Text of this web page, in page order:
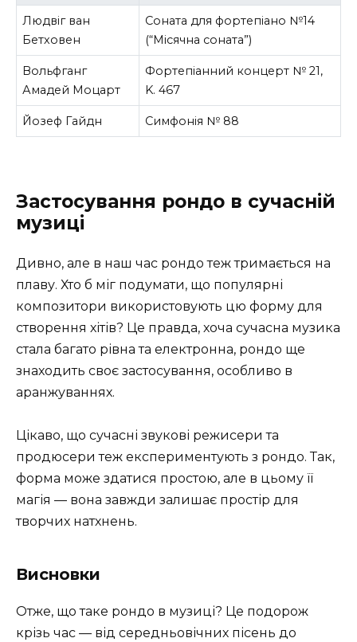
Людвіг ван
Бетховен
Соната для фортепіано №14
(“Місячна соната”)
Вольфганг
Амадей Моцарт
Фортепіанний концерт № 21,
K. 467
Йозеф Гайдн Симфонія № 88
Застосування рондо в сучасній
музиці
Дивно, але в наш час рондо теж тримається на
плаву. Хто б міг подумати, що популярні
композитори використовують цю форму для
створення хітів? Це правда, хоча сучасна музика
стала багато рівна та електронна, рондо ще
знаходить своє застосування, особливо в
аранжуваннях.
Цікаво, що сучасні звукові режисери та
продюсери теж експериментують з рондо. Так,
форма може здатися простою, але в цьому її
магія — вона завжди залишає простір для
творчих натхнень.
Висновки
Отже, що таке рондо в музиці? Це подорож
крізь час — від середньовічних пісень до